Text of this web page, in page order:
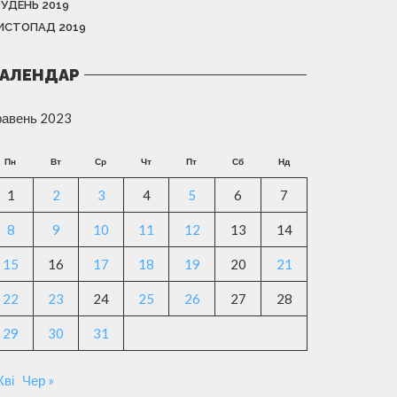
2019
2019
2023
Пн Вт Ср Чт Пт Сб Нд
1 2 3 4 5 6 7
8 9 10 11 12 13 14
15 16 17 18 19 20 21
22 23 24 25 26 27 28
29 30 31
Чер »